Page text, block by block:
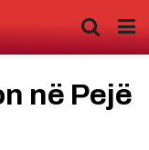
në Pejë